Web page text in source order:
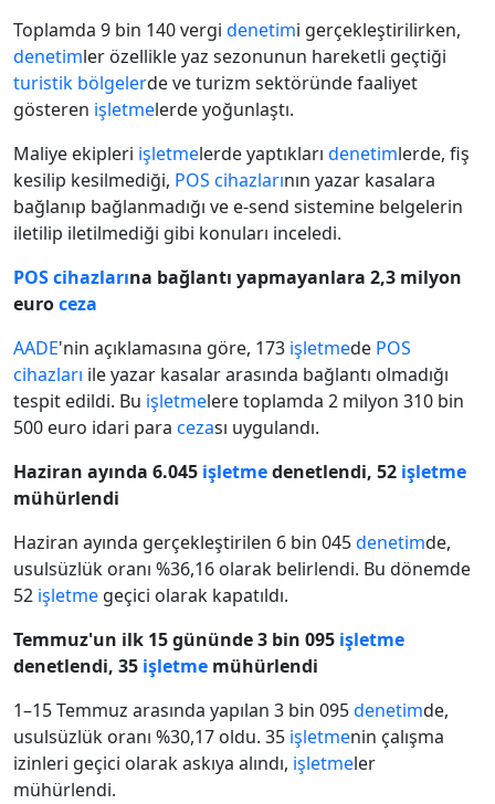
Toplamda 9 bin 140 vergi denetimi gerçekleştirilirken,
denetimler özellikle yaz sezonunun hareketli geçtiği
turistik bölgelerde ve turizm sektöründe faaliyet
gösteren işletmelerde yoğunlaştı.
Maliye ekipleri işletmelerde yaptıkları denetimlerde, fiş
kesilip kesilmediği, POS cihazlarının yazar kasalara
bağlanıp bağlanmadığı ve e-send sistemine belgelerin
iletilip iletilmediği gibi konuları inceledi.
POS cihazlarına bağlantı yapmayanlara 2,3 milyon
euroceza
AADE'nin açıklamasına göre, 173 işletmede POS
cihazları ile yazar kasalar arasında bağlantı olmadığı
tespit edildi. Bu işletmelere toplamda 2 milyon 310 bin
500 euro idari para cezası uygulandı.
Haziran ayında 6.045 işletmedenetlendi, 52 işletme
mühürlendi
Haziran ayında gerçekleştirilen 6 bin 045denetimde,
usulsüzlük oranı %36,16 olarak belirlendi. Bu dönemde
52 işletme geçici olarak kapatıldı.
Temmuz'un ilk 15 gününde 3 bin 095 işletme
denetlendi, 35 işletme mühürlendi
1–15 Temmuz arasında yapılan 3 bin 095denetimde,
usulsüzlük oranı %30,17 oldu. 35 işletmenin çalışma
izinleri geçici olarak askıya alındı, işletmeler
mühürlendi.